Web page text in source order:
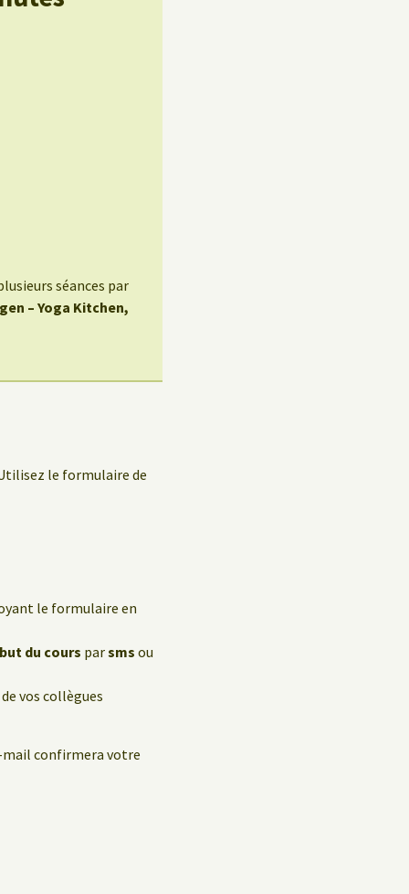
séances par
– Yoga Kitchen,
le formulaire de
le formulaire en
du cours parsms ou
vos collègues
mail confirmera votre